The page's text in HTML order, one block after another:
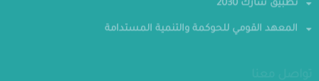
تطبيق شارك 2030
المعهد القومي للحوكمة والتنمية المستدامة